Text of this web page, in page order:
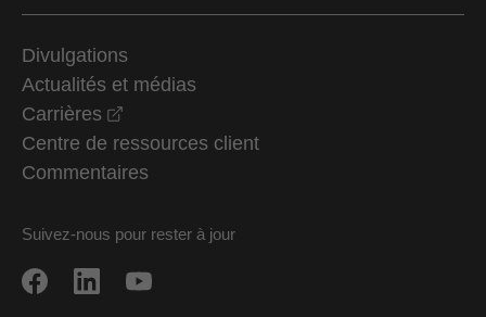
Divulgations
Actualités et médias
Carrières
Centre de ressources client
Commentaires
Suivez-nous pour rester à jour